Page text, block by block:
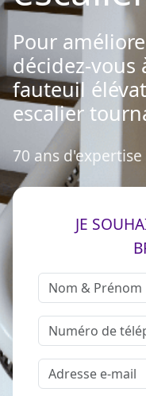
Pour
décidez-vous
fauteuil
escalier
70 ans d'expertise
JE